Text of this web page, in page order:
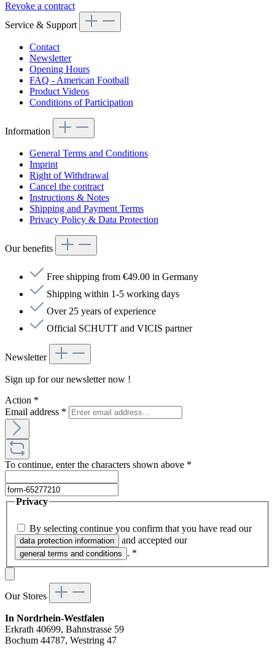
Revoke a contract
Service & Support
Contact
Newsletter
Opening Hours
FAQ - American Football
Product Videos
Conditions of Participation
Information
General Terms and Conditions
Imprint
Right of Withdrawal
Cancel the contract
Instructions & Notes
Shipping and Payment Terms
Privacy Policy & Data Protection
Our benefits
Free shipping from €49.00 in Germany
Shipping within 1-5 working days
Over 25 years of experience
Official SCHUTT and VICIS partner
Newsletter
Sign up for our newsletter now !
Action *
Email address *
To continue, enter the characters shown above *
Privacy
By selecting continue you confirm that you have read our
data protection information and accepted our
general terms and conditions . *
Our Stores
In Nordrhein-Westfalen
Erkrath 40699, Bahnstrasse 59
Bochum 44787, Westring 47